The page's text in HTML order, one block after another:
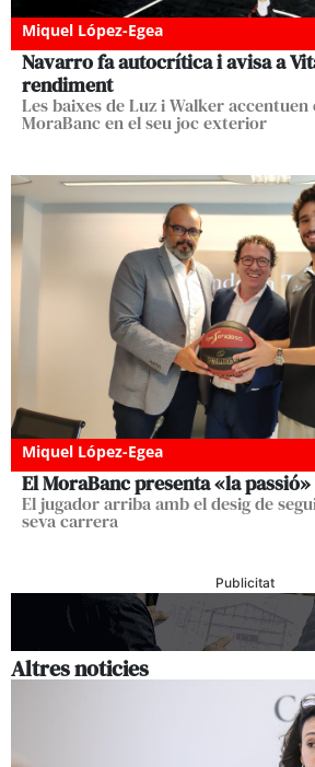
Miquel López-Egea
Navarro fa autocrítica i avisa a
rendiment
Les baixes de Luz i Walker
MoraBanc en el seu joc exterior
Miquel López-Egea
El MoraBanc presenta «la
El jugador arriba amb el desig de
seva carrera
Publicitat
Altres noticies